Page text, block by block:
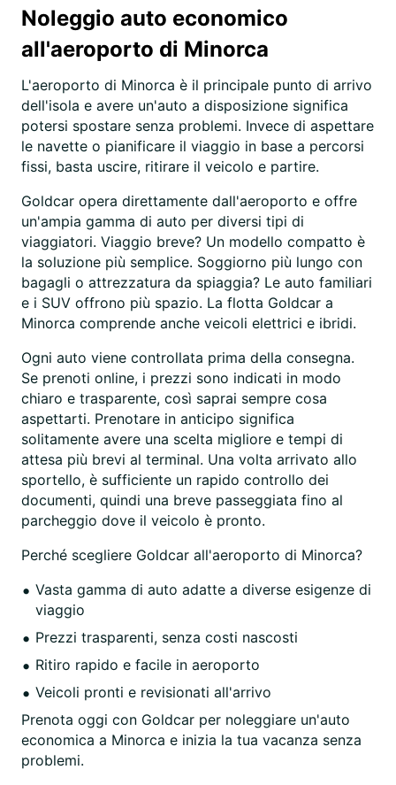
Noleggio auto economico
all'aeroporto di Minorca
L'aeroporto di Minorca è il principale punto di arrivo
dell'isola e avere un'auto a disposizione significa
potersi spostare senza problemi. Invece di aspettare
le navette o pianificare il viaggio in base a percorsi
fissi, basta uscire, ritirare il veicolo e partire.
Goldcar opera direttamente dall'aeroporto e offre
un'ampia gamma di auto per diversi tipi di
viaggiatori. Viaggio breve? Un modello compatto è
la soluzione più semplice. Soggiorno più lungo con
bagagli o attrezzatura da spiaggia? Le auto familiari
e i SUV offrono più spazio. La flotta Goldcar a
Minorca comprende anche veicoli elettrici e ibridi.
Ogni auto viene controllata prima della consegna.
Se prenoti online, i prezzi sono indicati in modo
chiaro e trasparente, così saprai sempre cosa
aspettarti. Prenotare in anticipo significa
solitamente avere una scelta migliore e tempi di
attesa più brevi al terminal. Una volta arrivato allo
sportello, è sufficiente un rapido controllo dei
documenti, quindi una breve passeggiata fino al
parcheggio dove il veicolo è pronto.
Perché scegliere Goldcar all'aeroporto di Minorca?
Vasta gamma di auto adatte a diverse esigenze di
viaggio
Prezzi trasparenti, senza costi nascosti
Ritiro rapido e facile in aeroporto
Veicoli pronti e revisionati all'arrivo
Prenota oggi con Goldcar per noleggiare un'auto
economica a Minorca e inizia la tua vacanza senza
problemi.